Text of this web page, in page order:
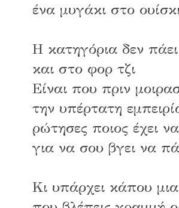
ένα μυγάκι στο
Η κατηγόρια δεν
και στο φορ τζι
Είναι που πριν
την υπέρτατη
ρώτησες ποιος έχει
για να σου βγει να
Κι υπάρχει κάπου